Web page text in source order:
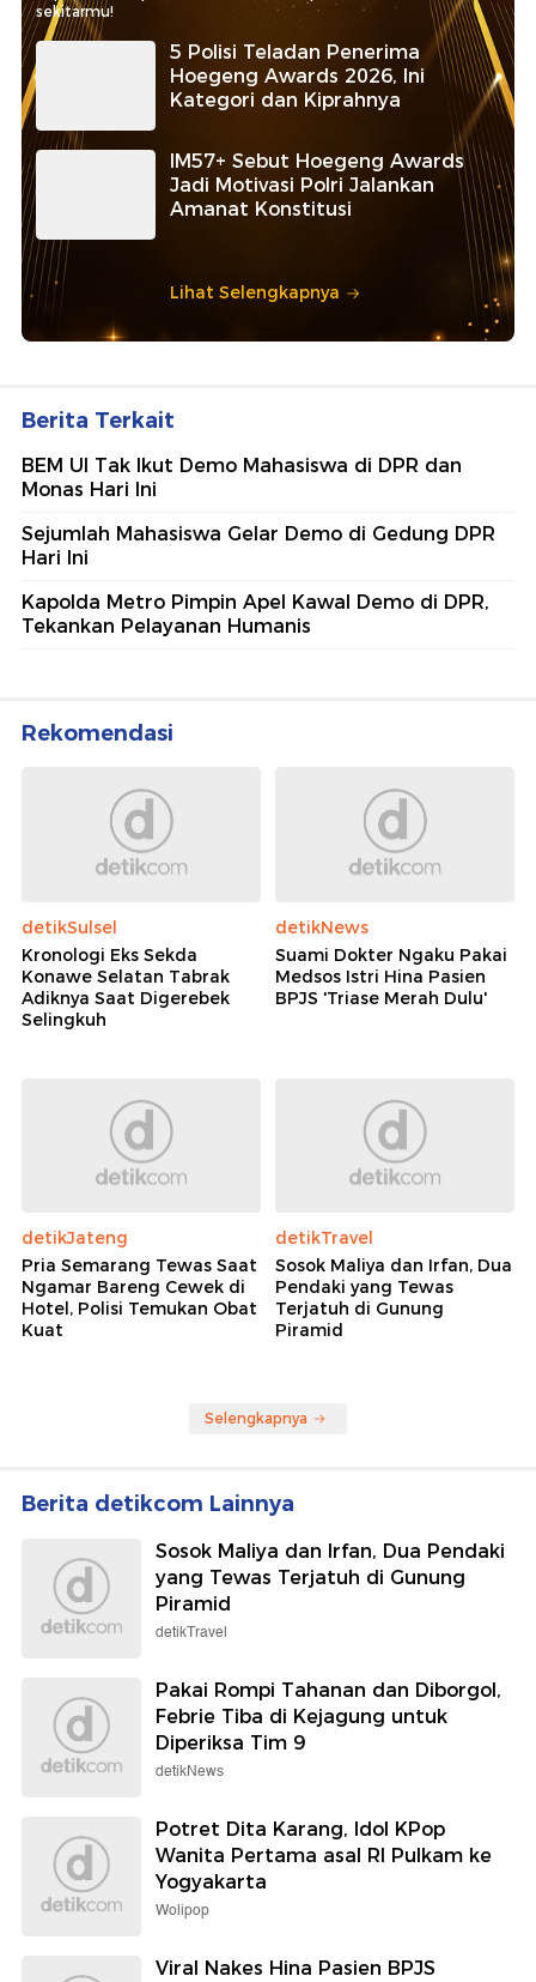
sekitarmu!
5 Polisi Teladan Penerima
Hoegeng Awards 2026, Ini
Kategori dan Kiprahnya
IM57+ Sebut Hoegeng Awards
Jadi Motivasi Polri Jalankan
Amanat Konstitusi
Lihat Selengkapnya
Berita Terkait
BEM UI Tak Ikut Demo Mahasiswa di DPR dan
Monas Hari Ini
Sejumlah Mahasiswa Gelar Demo di Gedung DPR
Hari Ini
Kapolda Metro Pimpin Apel Kawal Demo di DPR,
Tekankan Pelayanan Humanis
Rekomendasi
detikSulsel
Kronologi Eks Sekda
Konawe Selatan Tabrak
Adiknya Saat Digerebek
Selingkuh
detikNews
Suami Dokter Ngaku Pakai
Medsos Istri Hina Pasien
BPJS 'Triase Merah Dulu'
detikJateng
Pria Semarang Tewas Saat
Ngamar Bareng Cewek di
Hotel, Polisi Temukan Obat
Kuat
detikTravel
Sosok Maliya dan Irfan, Dua
Pendaki yang Tewas
Terjatuh di Gunung
Piramid
Selengkapnya
Berita detikcom Lainnya
Sosok Maliya dan Irfan, Dua Pendaki
yang Tewas Terjatuh di Gunung
Piramid
detikTravel
Pakai Rompi Tahanan dan Diborgol,
Febrie Tiba di Kejagung untuk
Diperiksa Tim 9
detikNews
Potret Dita Karang, Idol KPop
Wanita Pertama asal RI Pulkam ke
Yogyakarta
Wolipop
Viral Nakes Hina Pasien BPJS